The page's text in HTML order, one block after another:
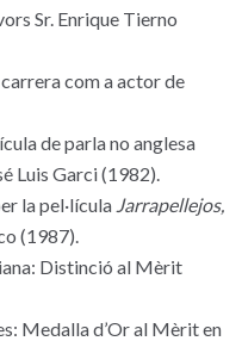
Sr. Enrique Tierno
com a actor de
de parla no anglesa
Luis Garci (1982).
la pel·lícula Jarrapellejos,
(1987).
Distinció al Mèrit
Medalla d’Or al Mèrit en